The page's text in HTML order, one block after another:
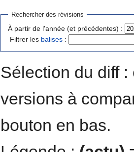
Rechercher des révisions
À partir de l'année (et précédentes) :
Filtrer les balises :
Sélection du diff
versions à
bouton en bas.